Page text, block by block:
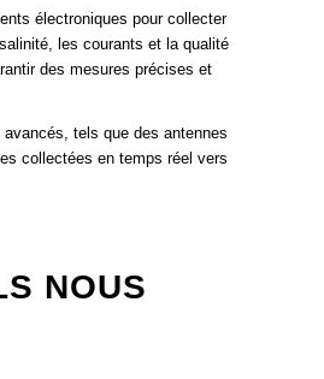
électroniques pour collecter
les courants et la qualité
des mesures précises et
tels que des antennes
collectées en temps réel vers
NOUS